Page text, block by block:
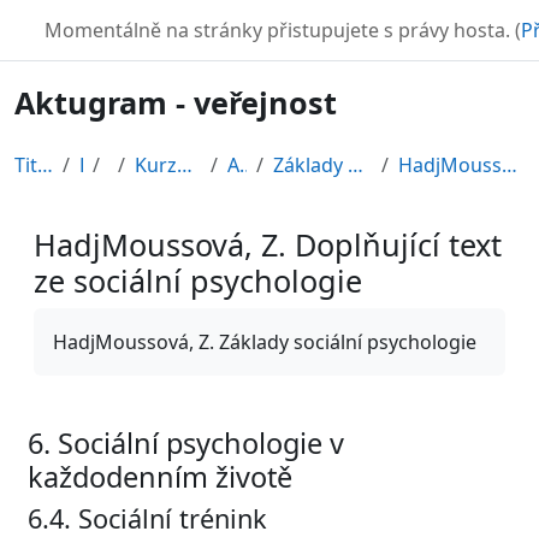
TURBO
Momentálně na stránky přistupujete s právy hosta. (
Aktugram - veřejnost
Titulní stránka Kurzy CDV Kurzy připravené v rámci ESF AKTUGRAM Základy psychologie, sociální psychologie HadjMoussová, Z. Doplňující text ze sociální psych...
HadjMoussová, Z. Doplňující text
ze sociální psychologie
HadjMoussová, Z. Základy sociální psychologie
6. Sociální psychologie v
každodenním životě
6.4. Sociální trénink